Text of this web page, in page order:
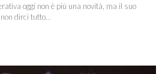
oggi non è più una novità, ma il suo
dirci tutto...